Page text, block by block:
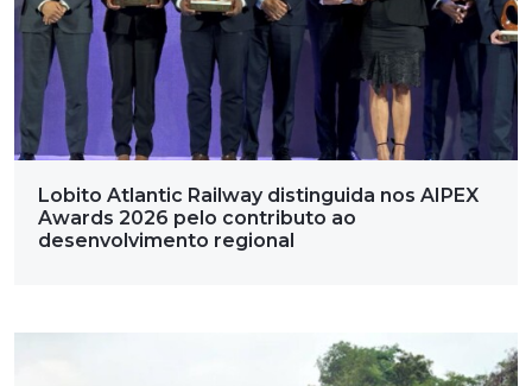
Lobito Atlantic Railway distinguida nos AIPEX
Awards 2026 pelo contributo ao
desenvolvimento regional